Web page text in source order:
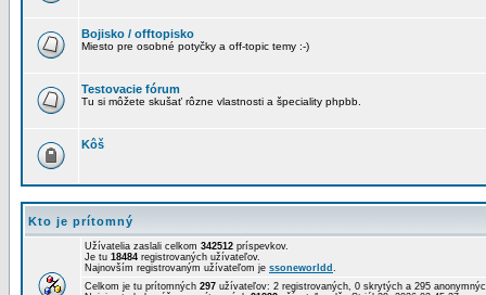
Bojisko / offtopisko
Miesto pre osobné potyčky a off-topic temy :-)
Testovacie fórum
Tu si môžete skušať rôzne vlastnosti a špeciality phpbb.
Kôš
Kto je prítomný
Užívatelia zaslali celkom 342512 príspevkov.
Je tu 18484 registrovaných užívateľov.
Najnovším registrovaným užívateľom je ssoneworldd .
Celkom je tu prítomných 297 užívateľov: 2 registrovaných, 0 skrytých a 295